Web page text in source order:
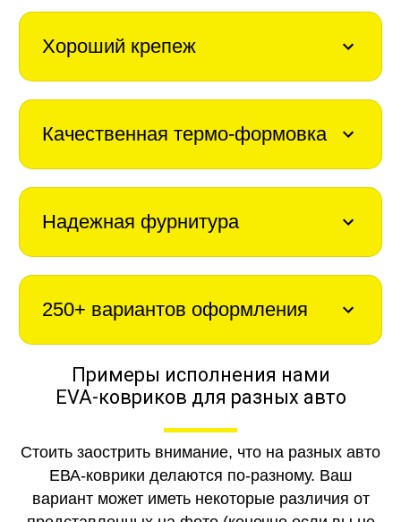
Хороший крепеж
Качественная термо-формовка
Надежная фурнитура
250+ вариантов оформления
Примеры исполнения нами
EVA-ковриков для разных авто
Стоить заострить внимание, что на разных авто
ЕВА-коврики делаются по-разному. Ваш
вариант может иметь некоторые различия от